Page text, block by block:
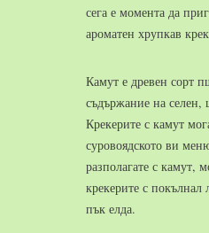
сега е момента да
ароматен хрупкав
Камут е древен сорт
съдържание на
Крекерите с камут
суровоядското ви
разполагате с камут,
крекерите с
пък елда.